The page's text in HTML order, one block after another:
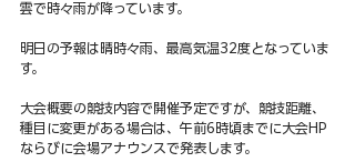
雲で時々雨が降っています。
明日の予報は晴時々雨、最高気温32度となっていま
す。
大会概要の競技内容で開催予定ですが、競技距離、
種目に変更がある場合は、午前6時頃までに大会HP
ならびに会場アナウンスで発表します。